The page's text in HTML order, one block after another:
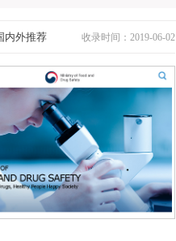
内外推荐 收录时间：2019-06-02